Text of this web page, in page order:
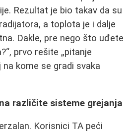
Rezultat je bio takav da su
a toplota je i dalje
Dakle, pre nego što uđete
prvo rešite „pitanje
kome se gradi svaka
različite sisteme grejanja
Korisnici TA peći